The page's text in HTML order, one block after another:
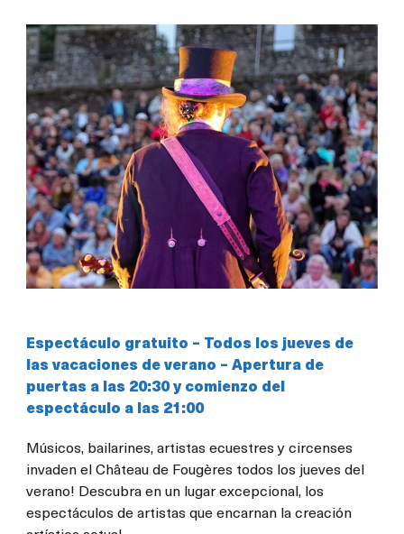
Espectáculo gratuito – Todos los jueves de
las vacaciones de verano – Apertura de
puertas a las 20:30 y comienzo del
espectáculo a las 21:00
Músicos, bailarines, artistas ecuestres y circenses
invaden el Château de Fougères todos los jueves del
verano! Descubra en un lugar excepcional, los
espectáculos de artistas que encarnan la creación